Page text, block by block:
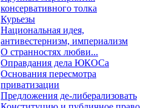
консервативного толка
Курьезы
Национальная идея,
антивестернизм, империализм
О странностях любви...
Оправдания дела ЮКОСа
Основания пересмотра
приватизации
Предложения де-либерализовать